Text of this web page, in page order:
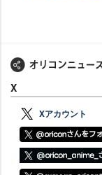
X
Xアカウント